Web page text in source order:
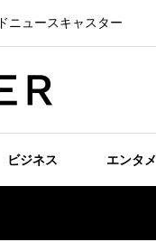
ニュースキャスター
ビジネス エンタメ